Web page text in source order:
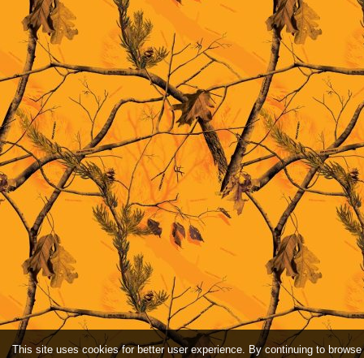
This site uses cookies for better user experience. By continuing to